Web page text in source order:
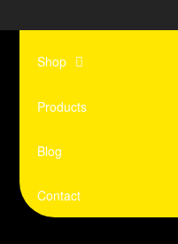
Shop
Products
Blog
Contact